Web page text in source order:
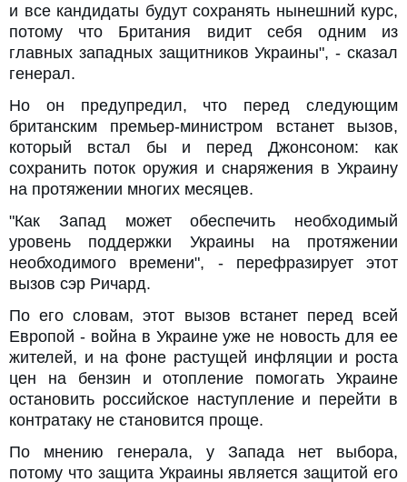
и все кандидаты будут сохранять нынешний курс,
потому что Британия видит себя одним из
главных западных защитников Украины", - сказал
генерал.
Но он предупредил, что перед следующим
британским премьер-министром встанет вызов,
который встал бы и перед Джонсоном: как
сохранить поток оружия и снаряжения в Украину
на протяжении многих месяцев.
"Как Запад может обеспечить необходимый
уровень поддержки Украины на протяжении
необходимого времени", - перефразирует этот
вызов сэр Ричард.
По его словам, этот вызов встанет перед всей
Европой - война в Украине уже не новость для ее
жителей, и на фоне растущей инфляции и роста
цен на бензин и отопление помогать Украине
остановить российское наступление и перейти в
контратаку не становится проще.
По мнению генерала, у Запада нет выбора,
потому что защита Украины является защитой его